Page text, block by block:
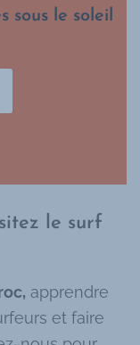
sous le soleil
le surf
apprendre
et faire